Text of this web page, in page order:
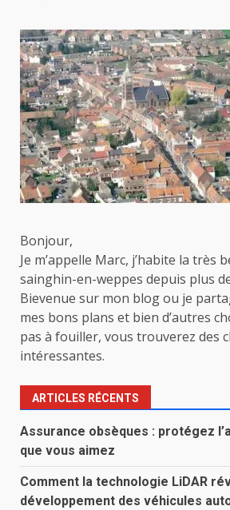
Bonjour,
Je m’appelle Marc, j’habite la très
sainghin-en-weppes depuis plus
Bievenue sur mon blog ou je
mes bons plans et bien d’autres
pas à fouiller, vous trouverez des
intéressantes.
ARTICLES RÉCENTS
Assurance obsèques : protégez
que vous aimez
Comment la technologie LiDAR
développement des véhicules